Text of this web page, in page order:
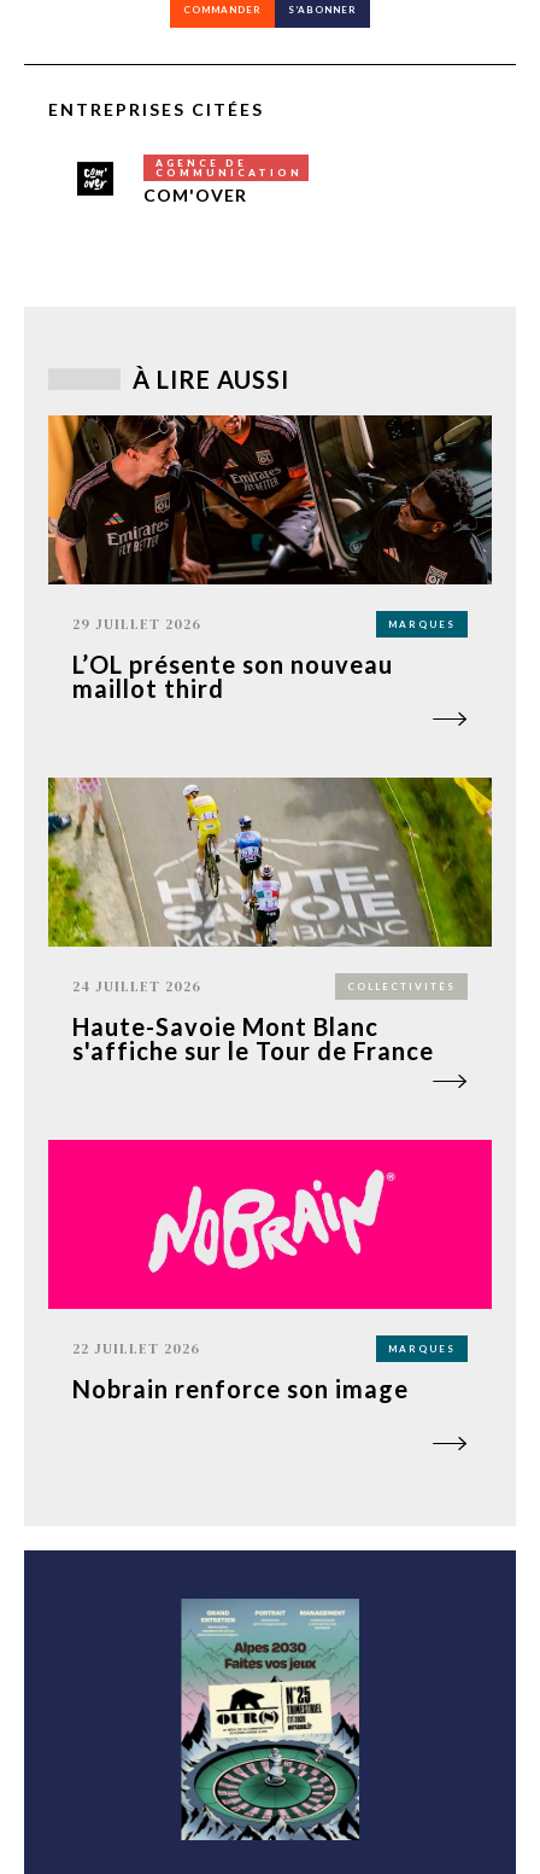
COMMANDER S’ABONNER
ENTREPRISES CITÉES
AGENCE DE
COMMUNICATION
COM'OVER
À LIRE AUSSI
29 JUILLET 2026 MARQUES
L’OL présente son nouveau
maillot third
24 JUILLET 2026 COLLECTIVITÉS
Haute-Savoie Mont Blanc
s'affiche sur le Tour de France
22 JUILLET 2026 MARQUES
Nobrain renforce son image